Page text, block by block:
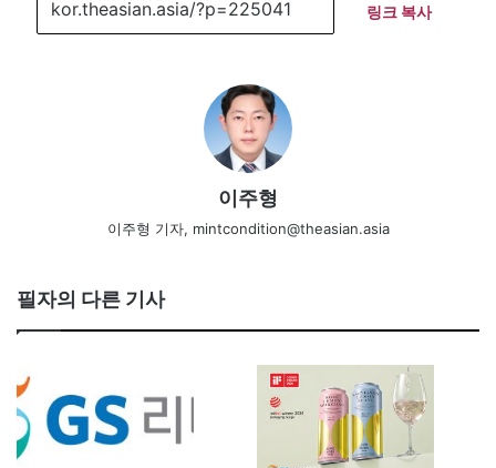
링크 복사
이주형
이주형 기자, mintcondition@theasian.asia
필자의 다른 기사